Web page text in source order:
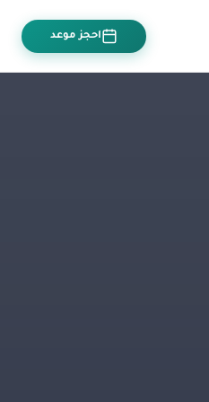
احجز موعد